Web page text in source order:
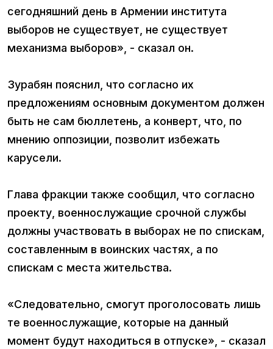
сегодняшний день в Армении института
выборов не существует, не существует
механизма выборов», - сказал он.
Зурабян пояснил, что согласно их
предложениям основным документом должен
быть не сам бюллетень, а конверт, что, по
мнению оппозиции, позволит избежать
карусели.
Глава фракции также сообщил, что согласно
проекту, военнослужащие срочной службы
должны участвовать в выборах не по спискам,
составленным в воинских частях, а по
спискам с места жительства.
«Следовательно, смогут проголосовать лишь
те военнослужащие, которые на данный
момент будут находиться в отпуске», - сказал